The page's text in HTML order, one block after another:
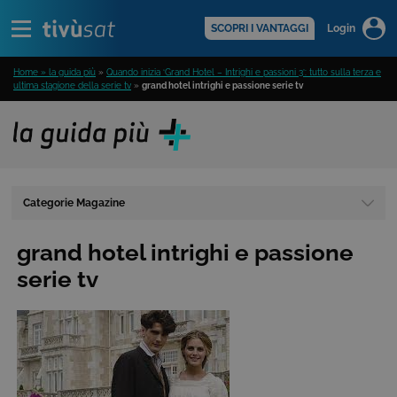
SCOPRI I VANTAGGI Login
Home » la guida più » Quando inizia ‘Grand Hotel – Intrighi e passioni 3’: tutto sulla terza e
ultima stagione della serie tv » grand hotel intrighi e passione serie tv
Categorie Magazine
grand hotel intrighi e passione
serie tv